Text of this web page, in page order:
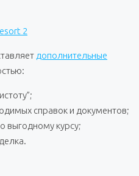
2
дополнительные
справок и документов;
выгодному курсу;